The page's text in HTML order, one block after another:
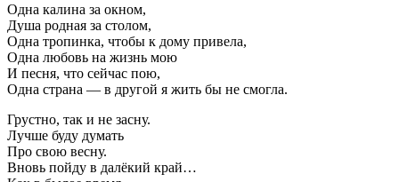
Одна калина за окном,
Душа родная за столом,
Одна тропинка, чтобы к дому привела,
Одна любовь на жизнь мою
И песня, что сейчас пою,
Одна страна — в другой я жить бы не смогла.
Грустно, так и не засну.
Лучше буду думать
Про свою весну.
Вновь пойду в далёкий край…